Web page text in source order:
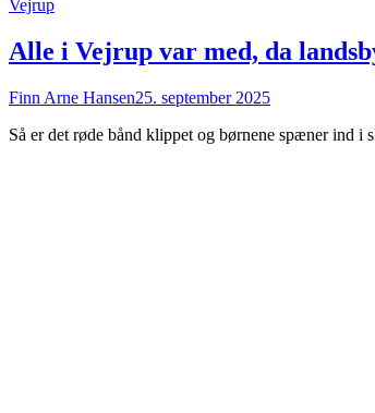
Vejrup
Alle i Vejrup var med, da
Finn Arne Hansen25. september 2025
Så er det røde bånd klippet og børnene spæner ind